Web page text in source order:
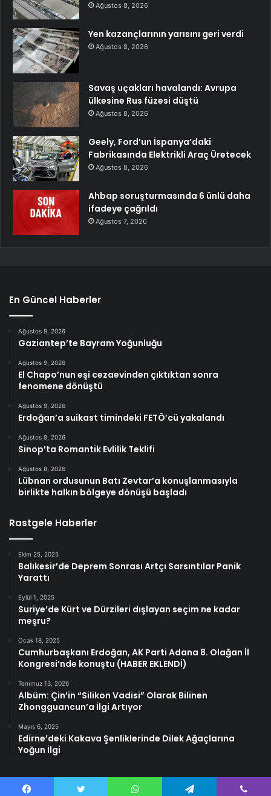
Ağustos 8, 2026
Yen kazançlarının yarısını geri verdi
Ağustos 8, 2026
Savaş uçakları havalandı: Avrupa
ülkesine Rus füzesi düştü
Ağustos 8, 2026
Geely, Ford’un İspanya’daki
Fabrikasında Elektrikli Araç Üretecek
Ağustos 8, 2026
Ahbap soruşturmasında 6 ünlü daha
ifadeye çağrıldı
Ağustos 7, 2026
En Güncel Haberler
Ağustos 9, 2026
Gaziantep’te Bayram Yoğunluğu
Ağustos 9, 2026
El Chapo’nun eşi cezaevinden çıktıktan sonra
fenomene dönüştü
Ağustos 9, 2026
Erdoğan’a suikast timindeki FETÖ’cü yakalandı
Ağustos 8, 2026
Sinop’ta Romantik Evlilik Teklifi
Ağustos 8, 2026
Lübnan ordusunun Batı Zevtar’a konuşlanmasıyla
birlikte halkın bölgeye dönüşü başladı
Rastgele Haberler
Ekim 25, 2025
Balıkesir’de Deprem Sonrası Artçı Sarsıntılar Panik
Yarattı
Eylül 1, 2025
Suriye’de Kürt ve Dürzileri dışlayan seçim ne kadar
meşru?
Ocak 18, 2025
Cumhurbaşkanı Erdoğan, AK Parti Adana 8. Olağan İl
Kongresi’nde konuştu (HABER EKLENDİ)
Temmuz 13, 2026
Albüm: Çin’in “Silikon Vadisi” Olarak Bilinen
Zhongguancun’a İlgi Artıyor
Mayıs 6, 2025
Edirne’deki Kakava Şenliklerinde Dilek Ağaçlarına
Yoğun İlgi